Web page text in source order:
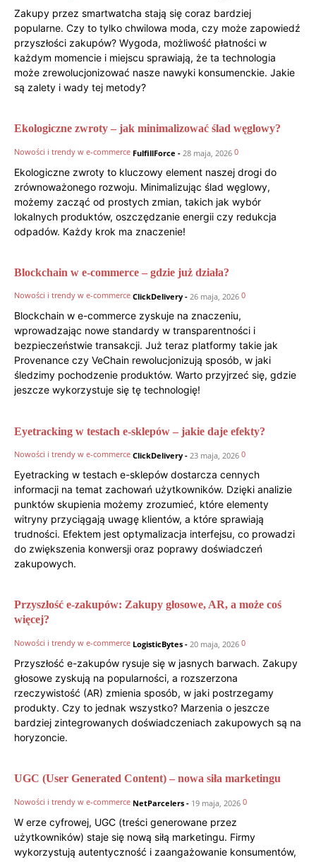
Zakupy przez smartwatcha stają się coraz bardziej
popularne. Czy to tylko chwilowa moda, czy może zapowiedź
przyszłości zakupów? Wygoda, możliwość płatności w
każdym momencie i miejscu sprawiają, że ta technologia
może zrewolucjonizować nasze nawyki konsumenckie. Jakie
są zalety i wady tej metody?
Ekologiczne zwroty – jak minimalizować ślad węglowy?
Nowości i trendy w e-commerce FulfillForce - 28 maja, 2026 0
Ekologiczne zwroty to kluczowy element naszej drogi do
zrównoważonego rozwoju. Minimalizując ślad węglowy,
możemy zacząć od prostych zmian, takich jak wybór
lokalnych produktów, oszczędzanie energii czy redukcja
odpadów. Każdy krok ma znaczenie!
Blockchain w e-commerce – gdzie już działa?
Nowości i trendy w e-commerce ClickDelivery - 26 maja, 2026 0
Blockchain w e-commerce zyskuje na znaczeniu,
wprowadzając nowe standardy w transparentności i
bezpieczeństwie transakcji. Już teraz platformy takie jak
Provenance czy VeChain rewolucjonizują sposób, w jaki
śledzimy pochodzenie produktów. Warto przyjrzeć się, gdzie
jeszcze wykorzystuje się tę technologię!
Eyetracking w testach e-sklepów – jakie daje efekty?
Nowości i trendy w e-commerce ClickDelivery - 23 maja, 2026 0
Eyetracking w testach e-sklepów dostarcza cennych
informacji na temat zachowań użytkowników. Dzięki analizie
punktów skupienia możemy zrozumieć, które elementy
witryny przyciągają uwagę klientów, a które sprawiają
trudności. Efektem jest optymalizacja interfejsu, co prowadzi
do zwiększenia konwersji oraz poprawy doświadczeń
zakupowych.
Przyszłość e-zakupów: Zakupy głosowe, AR, a może coś
więcej?
Nowości i trendy w e-commerce LogisticBytes - 20 maja, 2026 0
Przyszłość e-zakupów rysuje się w jasnych barwach. Zakupy
głosowe zyskują na popularności, a rozszerzona
rzeczywistość (AR) zmienia sposób, w jaki postrzegamy
produkty. Czy to jednak wszystko? Marzenia o jeszcze
bardziej zintegrowanych doświadczeniach zakupowych są na
horyzoncie.
UGC (User Generated Content) – nowa siła marketingu
Nowości i trendy w e-commerce NetParcelers - 19 maja, 2026 0
W erze cyfrowej, UGC (treści generowane przez
użytkowników) staje się nową siłą marketingu. Firmy
wykorzystują autentyczność i zaangażowanie konsumentów,